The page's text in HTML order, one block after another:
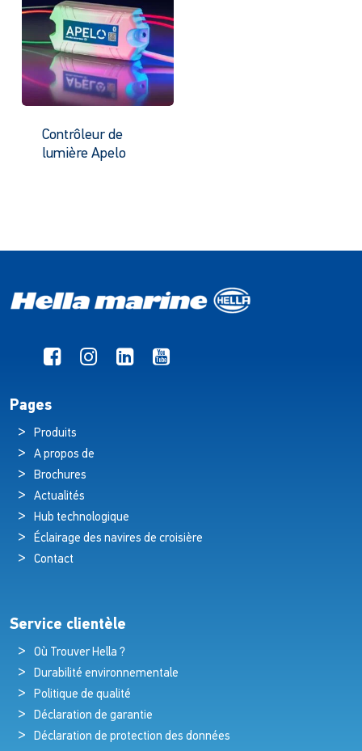
Contrôleur de
lumière Apelo
Pages
Produits
A propos de
Brochures
Actualités
Hub technologique
Éclairage des navires de croisière
Contact
Service clientèle
Où Trouver Hella ?
Durabilité environnementale
Politique de qualité
Déclaration de garantie
Déclaration de protection des données